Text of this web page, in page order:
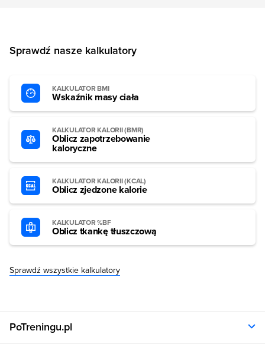
Sprawdź nasze kalkulatory
KALKULATOR BMI
Wskaźnik masy ciała
KALKULATOR KALORII (BMR)
Oblicz zapotrzebowanie
kaloryczne
KALKULATOR KALORII (KCAL)
Oblicz zjedzone kalorie
KALKULATOR %BF
Oblicz tkankę tłuszczową
Sprawdź wszystkie kalkulatory
PoTreningu.pl